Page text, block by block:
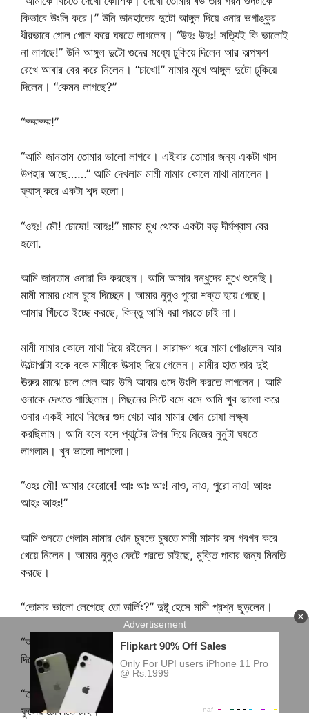
কিভাবে উংলি করে।” উনি ডানহাতের দুটো আঙ্গুল দিয়ে ওনার ভগাঙ্কুর
ধীরভাবে গোল গোল করে ঘষতে লাগলেন। “উহঃ উহঃ! সত্যিই কি ভালোই
না লাগছে!” উনি আঙ্গুল দুটো গুদের মধ্যে ঢুকিয়ে দিলেন আর অল্পক্ষণ
রেখে আবার বের করে নিলেন। “চাখো!” মামার মুখে আঙ্গুল দুটো ঢুকিয়ে
দিলেন। “কেমন লাগছে?”
“ম্ম্মম্ম্ম!”
“আমি জানতাম তোমার ভালো লাগবে। এইবার তোমার জন্য একটা খাস
উপহার আছে……” আমি দেখলাম মামী মামার কোলে মাথা নামালেন।
ফ্যাস্ করে একটা শব্দ হলো।
“ওহঃ! মৌ! চোষো! আহঃ!” মামার মুখ থেকে একটা বড় দীর্ঘশ্বাস বের
হলো.
আমি জানতাম ওনারা কি করছেন। আমি আমার বন্ধুদের মুখে শুনেছি।
মামী মামার ধোন চুষে দিচ্ছেন। আমার নুনুও পুরো শক্ত হয়ে গেছে।
আমার খিঁচতে ইচ্ছে করছে, কিন্তু আমি ধরা পরতে চাই না।
মামী মামার কোলে মাথা দিয়ে রইলেন। সারাক্ষণ ধরে মামা গোঙালেন আর
উল্টোপাল্টা বকে বকে মামীকে উত্সাহ দিয়ে গেলেন। মামীর হাত তার দুই
ঊরুর মাঝে চলে গেল আর উনি আবার গুদে উংলি করতে লাগলেন। আমি
ওনাকে দেখতে পাচ্ছিলাম। পিছনের সিটে বসে বসে আমি খুব ভালো করে
ওনার একই সাথে নিজের গুদ খেচা আর মামার ধোন চোষা লক্ষ্য
করছিলাম। আমি বসে বসে প্যান্টের উপর দিয়ে নিজের নুনুটা ঘষতে
লাগলাম। খুব ভালো লাগলো।
“ওহঃ মৌ! আমার বেরোবে! আঃ আঃ আঃ! নাও, নাও, পুরো নাও! আহঃ
আহঃ আহঃ!”
আমি শুনতে পেলাম মামার ধোন চুষতে চুষতে মামী মামার রস গবগব করে
খেয়ে নিলেন। আমার নুনুও ফেটে পরতে চাইছে, মুক্তি পাবার জন্য মিনতি
করছে।
“তোমার ভালো লেগেছে তো ডার্লিং?” দুষ্টু হেসে মামী প্রশ্ন ছুড়লেন।
“অবশ্যই! তুমি দুর্দান্ত চুষতে পারো!” হাঁফাতে হাঁফাতে মামা উত্তর
দিলেন।
“তাড়াতাড়ি করে আমাকে বাড়ী নিয়ে চলো। আমি তোমার ডান্ডাটা আমার
ফুটোয় ঢোকাতে চাই।”